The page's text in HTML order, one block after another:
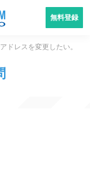
無料登録
ドレスを変更したい。